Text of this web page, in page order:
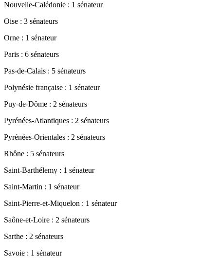
Nouvelle-Calédonie : 1 sénateur
Oise : 3 sénateurs
Orne : 1 sénateur
Paris : 6 sénateurs
Pas-de-Calais : 5 sénateurs
Polynésie française : 1 sénateur
Puy-de-Dôme : 2 sénateurs
Pyrénées-Atlantiques : 2 sénateurs
Pyrénées-Orientales : 2 sénateurs
Rhône : 5 sénateurs
Saint-Barthélemy : 1 sénateur
Saint-Martin : 1 sénateur
Saint-Pierre-et-Miquelon : 1 sénateur
Saône-et-Loire : 2 sénateurs
Sarthe : 2 sénateurs
Savoie : 1 sénateur